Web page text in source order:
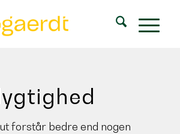
forstår bedre end nogen